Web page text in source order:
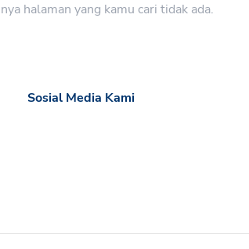
halaman yang kamu cari tidak ada.
Sosial Media Kami